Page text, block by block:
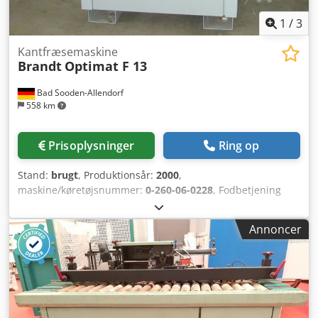
1 /3
Bad Sooden-Allendorf
558 km
Kantfræsemaskine
Brandt Optimat F 13
Prisoplysninger Ring op
Stand: brugt, Produktionsår: 2000,
maskine/køretøjsnummer: 0-260-06-0228, Fodbetjening
1200 x 800 mm Sugestuds 80 mm pneumatisk tilslutning
Kabel og stik 16 A Cedpfsigadlsx Ahhsrf 1 sæt
betjeningsværktøjer 1 sæt tastningsruller
Annoncer